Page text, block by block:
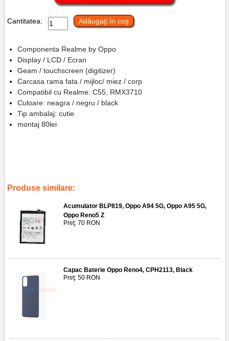
Cantitatea: Adăugaţi în coş
Componenta Realme by Oppo
Display / LCD / Ecran
Geam / touchscreen (digitizer)
Carcasa rama fata / mijloc/ miez / corp
Compatibil cu Realme: C55, RMX3710
Culoare: neagra / negru / black
Tip ambalaj: cutie
montaj 80lei
Produse similare:
Acumulator BLP819, Oppo A94 5G, Oppo A95 5G,
Oppo Reno5 Z
Preţ: 70 RON
Capac Baterie Oppo Reno4, CPH2113, Black
Preţ: 50 RON